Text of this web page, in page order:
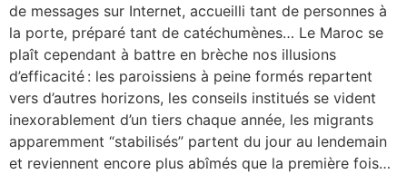
de messages sur Internet, accueilli tant de personnes à
la porte, préparé tant de catéchumènes… Le Maroc se
plaît cependant à battre en brèche nos illusions
d’efficacité : les paroissiens à peine formés repartent
vers d’autres horizons, les conseils institués se vident
inexorablement d’un tiers chaque année, les migrants
apparemment “stabilisés” partent du jour au lendemain
et reviennent encore plus abîmés que la première fois…